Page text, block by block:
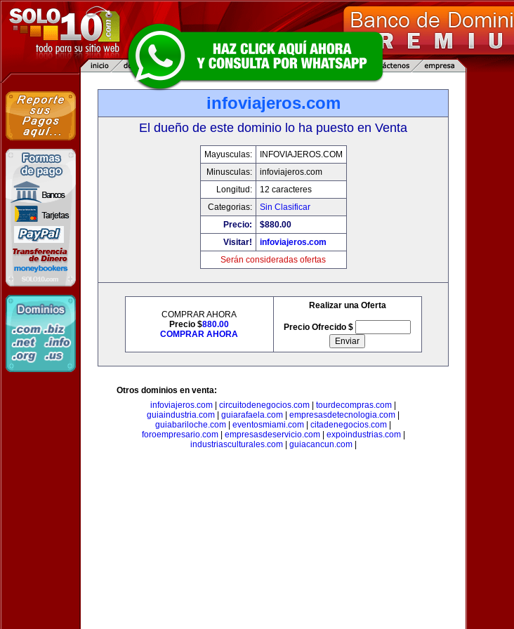
infoviajeros.com
El dueño de este dominio lo ha puesto en Venta
Mayusculas:
INFOVIAJEROS.COM
Minusculas:
infoviajeros.com
Longitud:
12 caracteres
Categorias:
Sin Clasificar
Precio:
$880.00
Visitar!
infoviajeros.com
Serán consideradas ofertas
COMPRAR AHORA
Precio $880.00
COMPRAR AHORA
Realizar una Oferta
Precio Ofrecido $
Otros dominios en venta:
infoviajeros.com
circuitodenegocios.com tourdecompras.com
guiaindustria.com
guiarafaela.com empresasdetecnologia.com
guiabariloche.com
eventosmiami.com citadenegocios.com
foroempresario.com| empresasdeservicio.com| expoindustrias.com|
industriasculturales.com| guiacancun.com|